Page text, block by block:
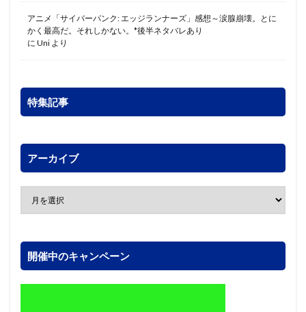
アニメ「サイバーパンク: エッジランナーズ」感想～涙腺崩壊。とに
かく最高だ。それしかない。*後半ネタバレあり
に Uni より
特集記事
アーカイブ
開催中のキャンペーン